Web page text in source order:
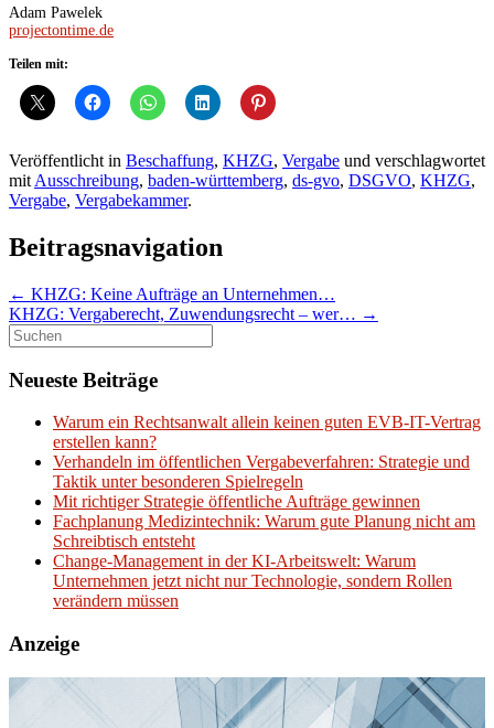
Adam Pawelek
projectontime.de
Teilen mit:
Veröffentlicht in Beschaffung, KHZG, Vergabe und verschlagwortet
mit Ausschreibung, baden-württemberg, ds-gvo, DSGVO, KHZG,
Vergabe, Vergabekammer.
Beitragsnavigation
← KHZG: Keine Aufträge an Unternehmen…
KHZG: Vergaberecht, Zuwendungsrecht – wer… →
Suchen
nach:
Neueste Beiträge
Warum ein Rechtsanwalt allein keinen guten EVB-IT-Vertrag
erstellen kann?
Verhandeln im öffentlichen Vergabeverfahren: Strategie und
Taktik unter besonderen Spielregeln
Mit richtiger Strategie öffentliche Aufträge gewinnen
Fachplanung Medizintechnik: Warum gute Planung nicht am
Schreibtisch entsteht
Change-Management in der KI-Arbeitswelt: Warum
Unternehmen jetzt nicht nur Technologie, sondern Rollen
verändern müssen
Anzeige